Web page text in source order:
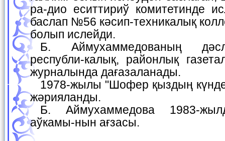
ра-дио еситтириў комитетинде
баслап №56 кәсип-техникалық
болып ислейди.
Б. Аймухаммедованың дәслепки қосыклары
республи-калық, районлық
журналында дағазаланады.
1978-жылы "Шофер қыздың күнделиги" атлы повести
жәрияланды.
Б. Аймухаммедова 1983-жылдан Жазыўшылар
аўкамы-нын ағзасы.